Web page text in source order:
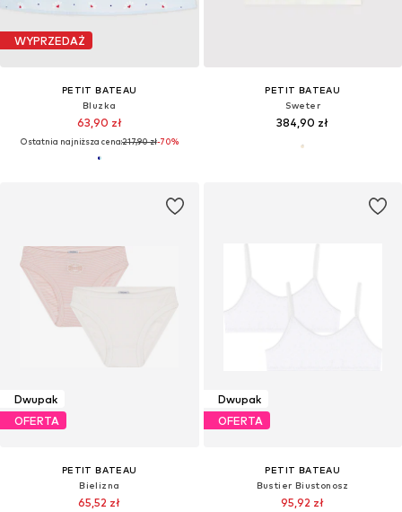
WYPRZEDAŻ
PETIT BATEAU
Bluzka
63,90 zł
Ostatnia najniższa cena:217,90 zł-70%
PETIT BATEAU
Sweter
384,90 zł
Dwupak
OFERTA
PETIT BATEAU
Bielizna
65,52 zł
Dwupak
OFERTA
PETIT BATEAU
Bustier Biustonosz
95,92 zł